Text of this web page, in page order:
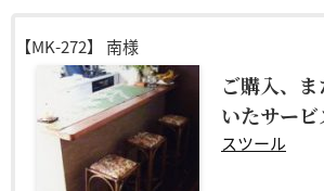
【MK-272】 南様
ご購入、
いたサービ
スツール